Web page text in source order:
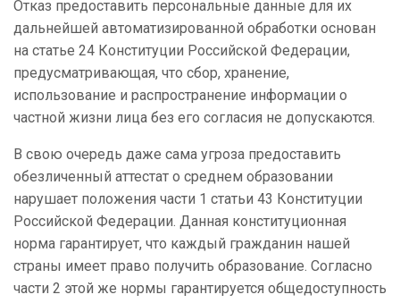
Отказ предоставить персональные данные для их
дальнейшей автоматизированной обработки основан
на статье 24 Конституции Российской Федерации,
предусматривающая, что сбор, хранение,
использование и распространение информации о
частной жизни лица без его согласия не допускаются.
В свою очередь даже сама угроза предоставить
обезличенный аттестат о среднем образовании
нарушает положения части 1 статьи 43 Конституции
Российской Федерации. Данная конституционная
норма гарантирует, что каждый гражданин нашей
страны имеет право получить образование. Согласно
части 2 этой же нормы гарантируется общедоступность